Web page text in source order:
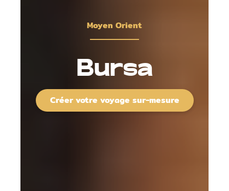
Moyen Orient
Bursa
Créer votre voyage sur-mesure